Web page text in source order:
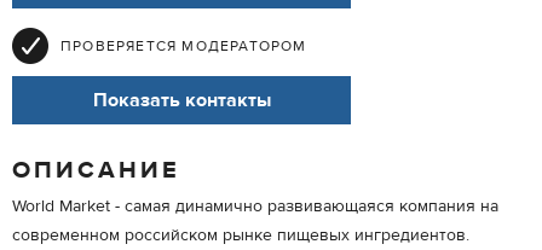
ПРОВЕРЯЕТСЯ МОДЕРАТОРОМ
Показать контакты
ОПИСАНИЕ
World Market - самая динамично развивающаяся компания на
современном российском рынке пищевых ингредиентов.